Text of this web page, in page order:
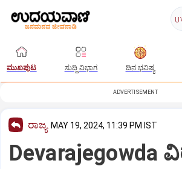
ಮುಖಪುಟ ಸುದ್ದಿ ವಿಭಾಗ ದಿನ ಭವಿಷ್ಯ
ADVERTISEMENT
ರಾಜ್ಯ MAY 19, 2024, 11:39 PM IST
Devarajegowda